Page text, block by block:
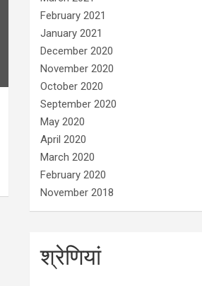
February 2021
January 2021
December 2020
November 2020
October 2020
September 2020
May 2020
April 2020
March 2020
February 2020
November 2018
श्रेणियां